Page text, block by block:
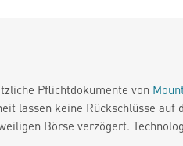
Pflichtdokumente von
lassen keine Rückschlüsse
Börse verzögert.